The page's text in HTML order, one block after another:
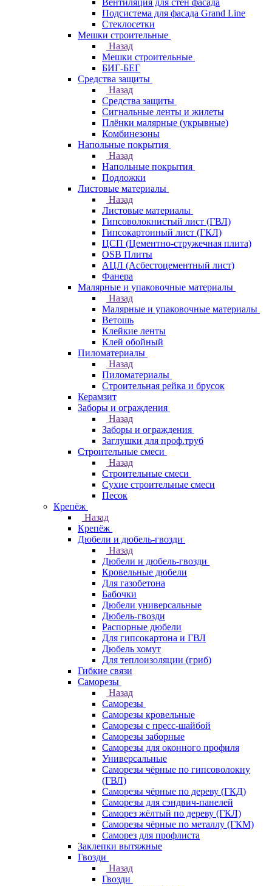
Вентиляция для стен фасада
Подсистема для фасада Grand Line
Стеклосетки
Мешки строительные
Назад
Мешки строительные
БИГ-БЕГ
Средства защиты
Назад
Средства защиты
Сигнальные ленты и жилеты
Плёнки малярные (укрывные)
Комбинезоны
Напольные покрытия
Назад
Напольные покрытия
Подложки
Листовые материалы
Назад
Листовые материалы
Гипсоволокнистый лист (ГВЛ)
Гипсокартонный лист (ГКЛ)
ЦСП (Цементно-стружечная плита)
OSB Плиты
АЦЛ (Асбестоцементный лист)
Фанера
Малярные и упаковочные материалы
Назад
Малярные и упаковочные материалы
Ветошь
Клейкие ленты
Клей обойный
Пиломатериалы
Назад
Пиломатериалы
Строительная рейка и брусок
Керамзит
Заборы и ограждения
Назад
Заборы и ограждения
Заглушки для проф.труб
Строительные смеси
Назад
Строительные смеси
Сухие строительные смеси
Песок
Крепёж
Назад
Крепёж
Дюбели и дюбель-гвозди
Назад
Дюбели и дюбель-гвозди
Кровельные дюбели
Для газобетона
Бабочки
Дюбели универсальные
Дюбель-гвозди
Распорные дюбели
Для гипсокартона и ГВЛ
Дюбель хомут
Для теплоизоляции (гриб)
Гибкие связи
Саморезы
Назад
Саморезы
Саморезы кровельные
Саморезы с пресс-шайбой
Саморезы заборные
Саморезы для оконного профиля
Универсальные
Саморезы чёрные по гипсоволокну
(ГВЛ)
Саморезы чёрные по дереву (ГКД)
Саморезы для сэндвич-панелей
Саморез жёлтый по дереву (ГКЛ)
Саморезы чёрные по металлу (ГКМ)
Саморез для профлиста
Заклепки вытяжные
Гвозди
Назад
Гвозди